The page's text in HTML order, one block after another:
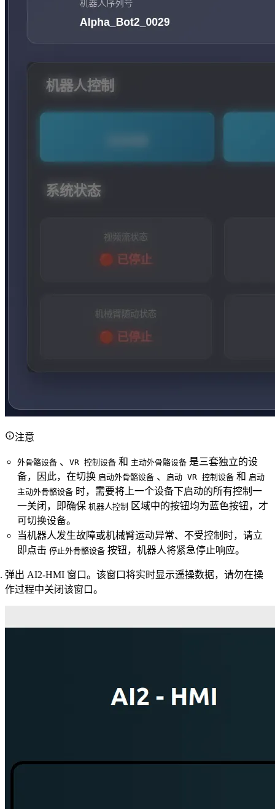
注意
外骨骼设备 、 VR 控制设备 和 主动外骨骼设备 是三套独立的设
备，因此，在切换 启动外骨骼设备 、 启动 VR 控制设备 和 启动
主动外骨骼设备 时，需要将上一个设备下启动的所有控制一
一关闭，即确保 机器人控制 区域中的按钮均为蓝色按钮，才
可切换设备。
当机器人发生故障或机械臂运动异常、不受控制时，请立
即点击 停止外骨骼设备 按钮，机器人将紧急停止响应。
弹出 AI2-HMI 窗口。该窗口将实时显示遥操数据，请勿在操
作过程中关闭该窗口。